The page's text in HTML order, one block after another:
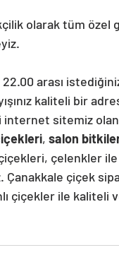
olarak tüm özel
arası
kaliteli bir
sitemiz olan
, salon
çelenkler
çiçek
çiçekler ile kaliteli